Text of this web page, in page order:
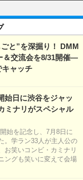
と”を深掘り！ DMM
＆交流会を8/31開催―
ャッチ
始日に渋谷をジャッ
ミナリがスペシャル
始を記念し、7月8日に
。学ラン33人が主人公の
お笑いコンビ・カミナリ
ングも笑いに変えて会場